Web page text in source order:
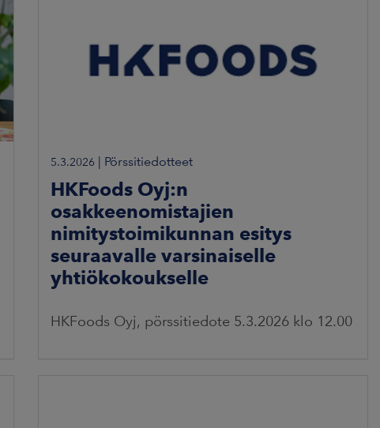
5.3.2026 | Pörssitiedotteet
HKFoods Oyj:n
osakkeenomistajien
nimitystoimikunnan esitys
seuraavalle varsinaiselle
yhtiökokoukselle
HKFoods Oyj, pörssitiedote 5.3.2026 klo 12.00